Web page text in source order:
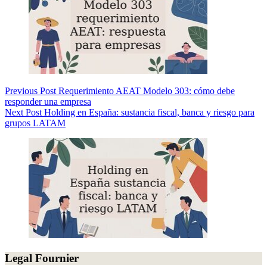
Previous Post Requerimiento AEAT Modelo 303: cómo debe
responder una empresa
Next Post Holding en España: sustancia fiscal, banca y riesgo para
grupos LATAM
Legal Fournier